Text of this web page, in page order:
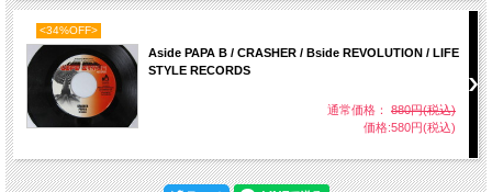
<34%OFF>
Aside PAPA B / CRASHER / Bside REVOLUTION / LIFE
STYLE RECORDS
通常価格： 880円(税込)
価格:580円(税込)